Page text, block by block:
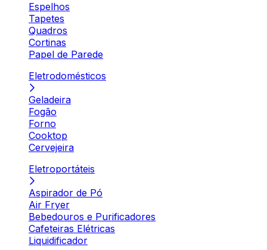
Espelhos
Tapetes
Quadros
Cortinas
Papel de Parede
Eletrodomésticos
Geladeira
Fogão
Forno
Cooktop
Cervejeira
Eletroportáteis
Aspirador de Pó
Air Fryer
Bebedouros e Purificadores
Cafeteiras Elétricas
Liquidificador